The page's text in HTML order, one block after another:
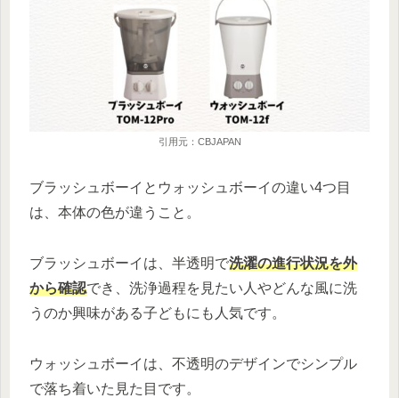
引用元：CBJAPAN
ブラッシュボーイとウォッシュボーイの違い4つ目
は、本体の色が違うこと。
ブラッシュボーイは、半透明で洗濯の進行状況を外
から確認でき、洗浄過程を見たい人やどんな風に洗
うのか興味がある子どもにも人気です。
ウォッシュボーイは、不透明のデザインでシンプル
で落ち着いた見た目です。